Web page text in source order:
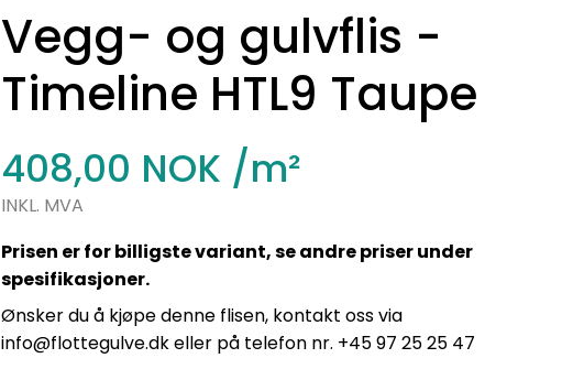
Vegg- og gulvflis -
Timeline HTL9 Taupe
408,00 NOK /m²
INKL. MVA
Prisen er for billigste variant, se andre priser under
spesifikasjoner.
Ønsker du å kjøpe denne flisen, kontakt oss via
info@flottegulve.dk eller på telefon nr. +45 97 25 25 47